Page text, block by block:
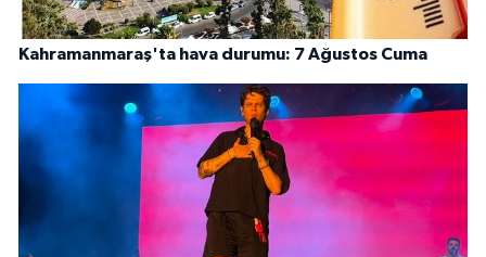
Kahramanmaraş'ta hava durumu: 7 Ağustos Cuma